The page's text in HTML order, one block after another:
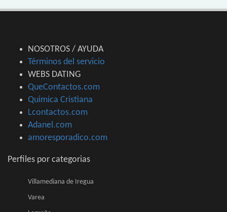
NOSOTROS / AYUDA
Términos del servicio
WEBS DATING
QueContactos.com
Quimica Cristiana
Lcontactos.com
Adanel.com
amoresporadico.com
Perfiles por categorias
Villamediana de Iregua
Varea